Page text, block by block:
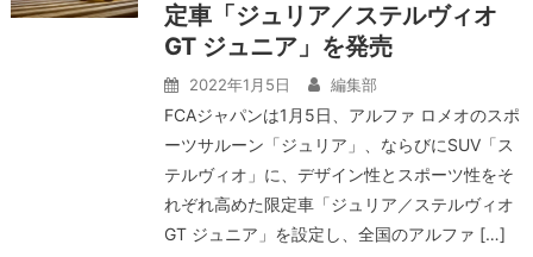
定車「ジュリア／ステルヴィオ
GT ジュニア」を発売
2022年1月5日 編集部
FCAジャパンは1月5日、アルファ ロメオのスポ
ーツサルーン「ジュリア」、ならびにSUV「ス
テルヴィオ」に、デザイン性とスポーツ性をそ
れぞれ高めた限定車「ジュリア／ステルヴィオ
GT ジュニア」を設定し、全国のアルファ […]